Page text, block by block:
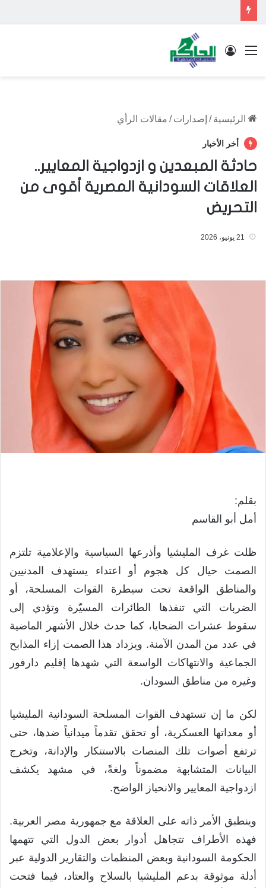
القائمة تسجيل الدخول
الرئيسية / إصدارات / مقالات الرأي
أخر الأخبار
حادثة المبعدين و ازدواجية المعايير..
العلاقات السودانية المصرية أقوى من
التحريض
21 يونيو، 2026
بقلم:
أمل أبو القاسم
ظلت غرف المليشيا وأذرعها السياسية والإعلامية تلتزم
الصمت حيال كل هجوم أو اعتداء يستهدف المدنيين
والمناطق الواقعة تحت سيطرة القوات المسلحة، أو
الضربات التي تنفذها الطائرات المسيّرة وتؤدي إلى
سقوط عشرات الضحايا، كما حدث خلال الأشهر الماضية
في عدد من المدن الآمنة. ويزداد هذا الصمت إزاء المذابح
الجماعية والانتهاكات الواسعة التي شهدها إقليم دارفور
وغيره من مناطق السودان.
لكن ما إن تستهدف القوات المسلحة السودانية المليشيا
أو معداتها العسكرية، أو تحقق تقدماً ميدانياً ضدها، حتى
ترتفع أصوات تلك المنصات بالاستنكار والإدانة، وتخرج
البيانات المتشابهة مضموناً ولغةً، في مشهد يكشف
ازدواجية المعايير والانحياز الواضح.
وينطبق الأمر ذاته على العلاقة مع جمهورية مصر العربية.
فهذه الأطراف تتجاهل أدوار بعض الدول التي تتهمها
الحكومة السودانية وبعض المنظمات والتقارير الدولية عبر
أدلة موثوقة بدعم المليشيا بالسلاح والعتاد، فيما فتحت